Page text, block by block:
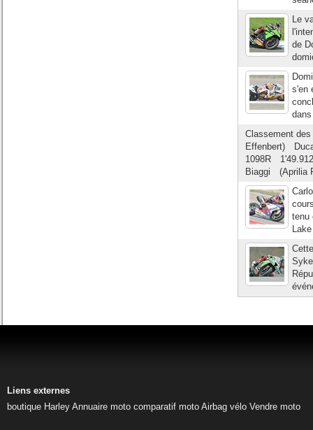
Le
de
s'en
Classement
Effenbert)
1098R
Biaggi (Aprilia
tenu
Liens externes
boutique Harley Annuaire moto comparatif moto Airbag vélo Vendre moto